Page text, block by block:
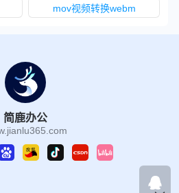
mov视频转换webm
简鹿办公